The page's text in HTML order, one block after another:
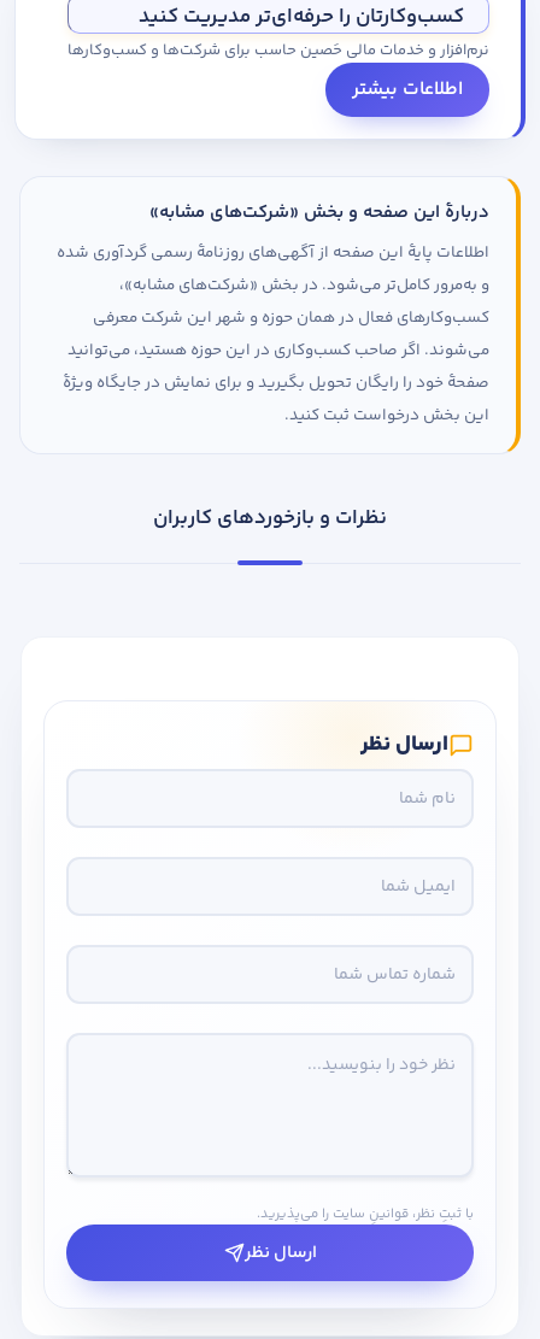
کسب‌وکارتان را حرفه‌ای‌تر مدیریت کنید
نرم‌افزار و خدمات مالی حَصین حاسب برای شرکت‌ها و کسب‌وکارها
اطلاعات بیشتر
دربارهٔ این صفحه و بخش «شرکت‌های مشابه»
اطلاعات پایهٔ این صفحه از آگهی‌های روزنامهٔ رسمی گردآوری شده
و به‌مرور کامل‌تر می‌شود. در بخش «شرکت‌های مشابه»،
کسب‌وکارهای فعال در همان حوزه و شهر این شرکت معرفی
می‌شوند. اگر صاحب کسب‌وکاری در این حوزه هستید، می‌توانید
صفحهٔ خود را رایگان تحویل بگیرید و برای نمایش در جایگاه ویژهٔ
این بخش درخواست ثبت کنید.
نظرات و بازخوردهای کاربران
ارسال نظر
با ثبتِ نظر، قوانینِ سایت را می‌پذیرید.
ارسال نظر